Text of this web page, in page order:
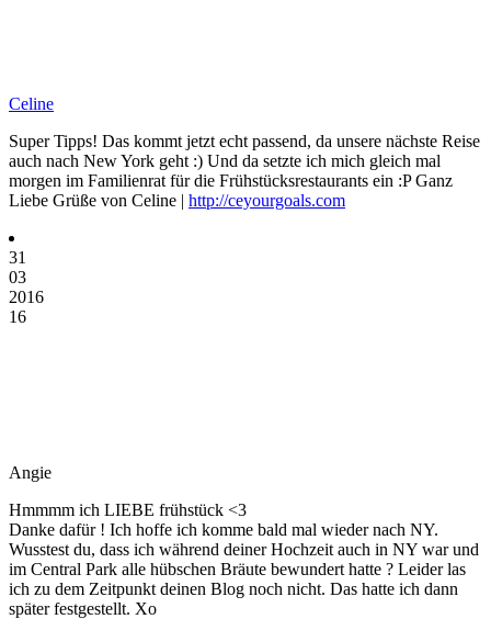
Celine
Super Tipps! Das kommt jetzt echt passend, da unsere nächste Reise
auch nach New York geht :) Und da setzte ich mich gleich mal
morgen im Familienrat für die Frühstücksrestaurants ein :P Ganz
Liebe Grüße von Celine | http://ceyourgoals.com
31
03
2016
16
Angie
Hmmmm ich LIEBE frühstück <3
Danke dafür ! Ich hoffe ich komme bald mal wieder nach NY.
Wusstest du, dass ich während deiner Hochzeit auch in NY war und
im Central Park alle hübschen Bräute bewundert hatte ? Leider las
ich zu dem Zeitpunkt deinen Blog noch nicht. Das hatte ich dann
später festgestellt. Xo